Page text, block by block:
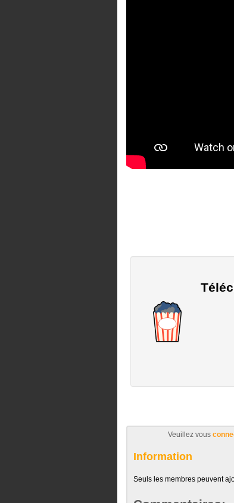
Veuillez vous
Information
Seuls les membres peuvent